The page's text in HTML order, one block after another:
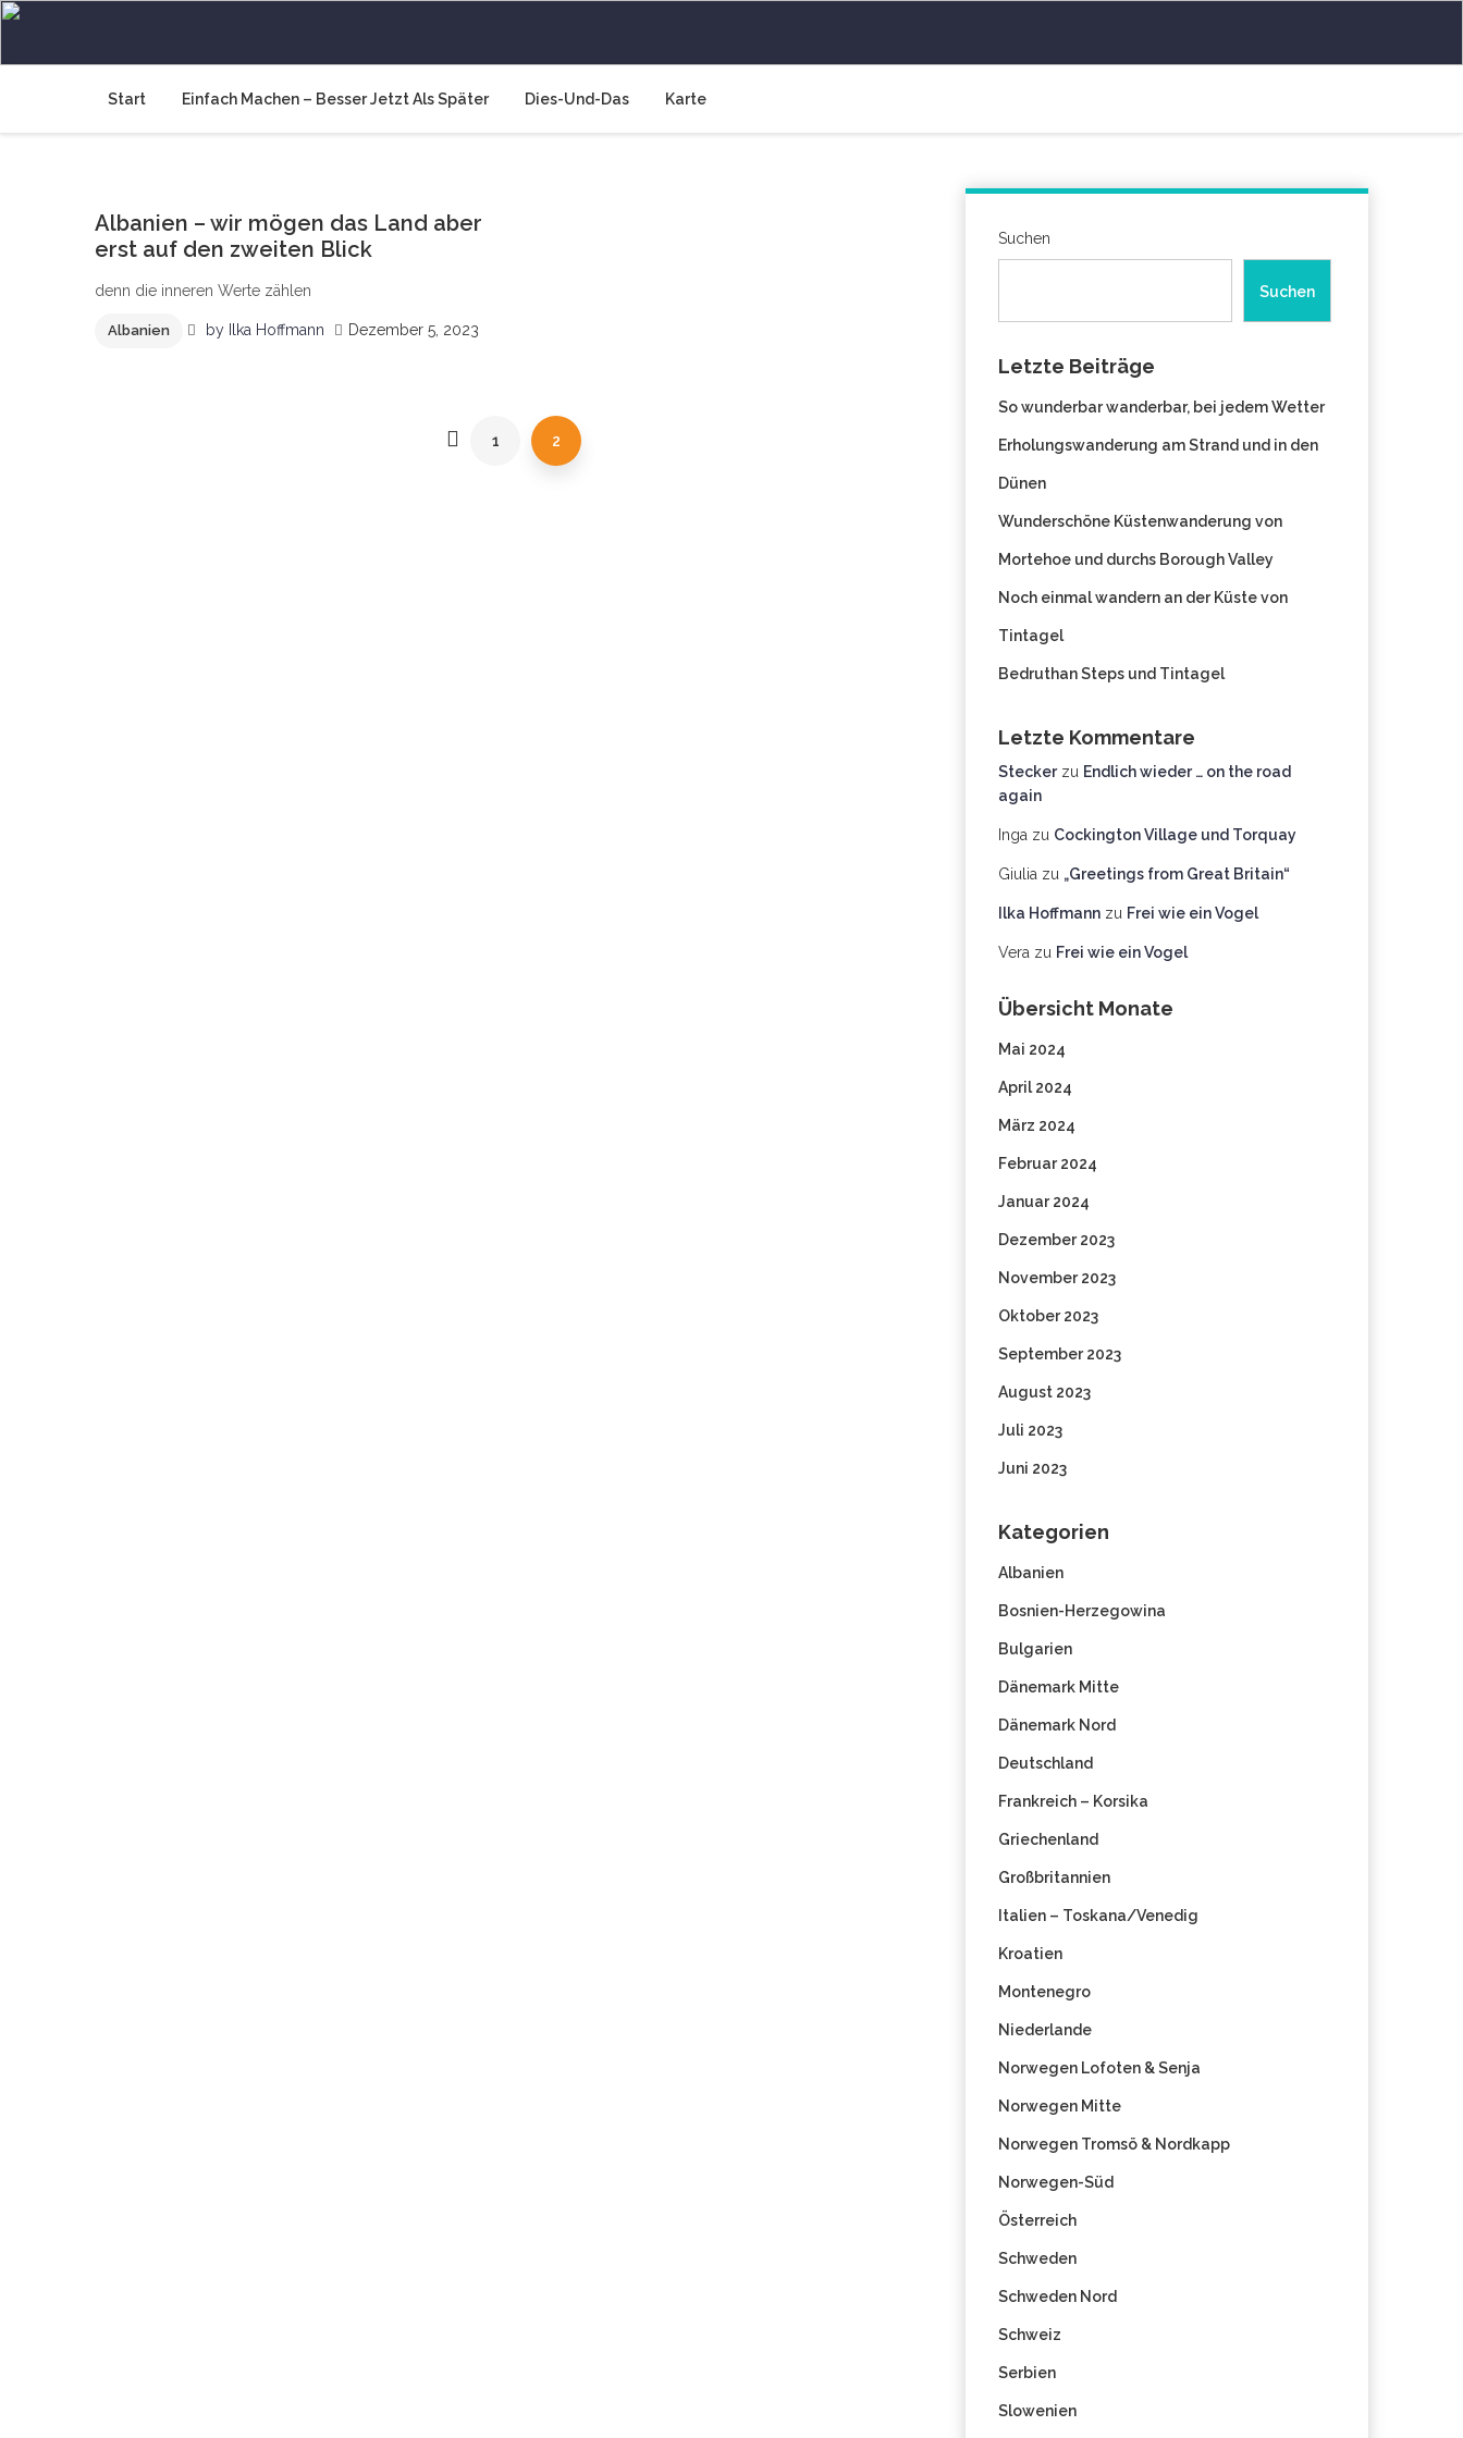
Skip
Start Einfach Machen – Besser Jetzt Als Später Dies-Und-Das Karte
Albanien – wir mögen das Land aber
erst auf den zweiten Blick
denn die inneren Werte zählen
Albanien by Ilka Hoffmann Dezember 5, 2023
1 2
Suchen
Suchen
Letzte Beiträge
So wunderbar wanderbar, bei jedem Wetter
Erholungswanderung am Strand und in den
Dünen
Wunderschöne Küstenwanderung von
Mortehoe und durchs Borough Valley
Noch einmal wandern an der Küste von
Tintagel
Bedruthan Steps und Tintagel
Letzte Kommentare
Steckerzu Endlich wieder … on the road
again
Inga zu Cockington Village und Torquay
Giulia zu „Greetings from Great Britain“
Ilka Hoffmann zu Frei wie ein Vogel
Vera zu Frei wie ein Vogel
Übersicht Monate
Mai 2024
April 2024
März 2024
Februar 2024
Januar 2024
Dezember 2023
November 2023
Oktober 2023
September 2023
August 2023
Juli 2023
Juni 2023
Kategorien
Albanien
Bosnien-Herzegowina
Bulgarien
Dänemark Mitte
Dänemark Nord
Deutschland
Frankreich – Korsika
Griechenland
Großbritannien
Italien – Toskana/Venedig
Kroatien
Montenegro
Niederlande
Norwegen Lofoten & Senja
Norwegen Mitte
Norwegen Tromsö & Nordkapp
Norwegen-Süd
Österreich
Schweden
Schweden Nord
Schweiz
Serbien
Slowenien